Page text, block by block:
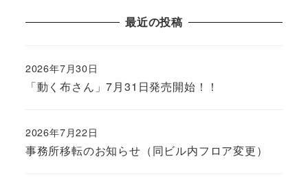
最近の投稿
「動く布さん」7月31日発売開始！！
2026年7月30日
事務所移転のお知らせ（同ビル内フロア変更）
2026年7月22日